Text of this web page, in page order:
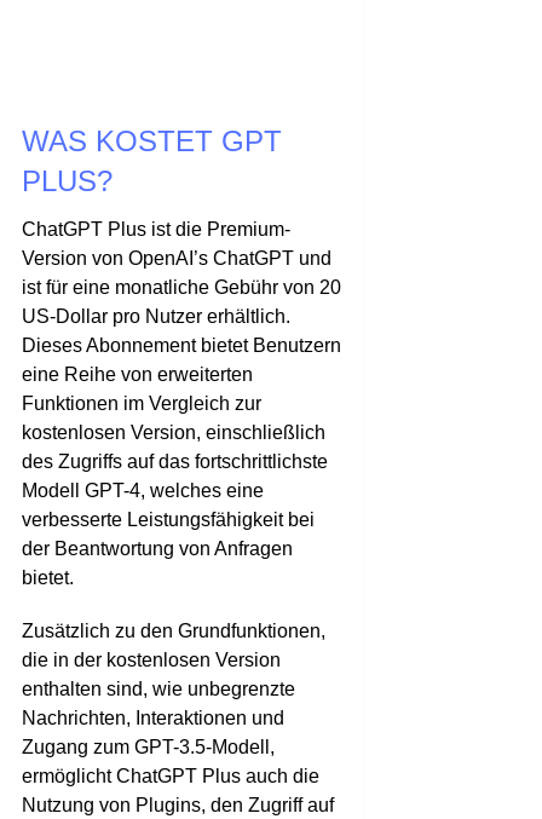
WAS KOSTET GPT
PLUS?
ChatGPT Plus ist die Premium-
Version von OpenAI’s ChatGPT und
ist für eine monatliche Gebühr von 20
US-Dollar pro Nutzer erhältlich.
Dieses Abonnement bietet Benutzern
eine Reihe von erweiterten
Funktionen im Vergleich zur
kostenlosen Version, einschließlich
des Zugriffs auf das fortschrittlichste
Modell GPT-4, welches eine
verbesserte Leistungsfähigkeit bei
der Beantwortung von Anfragen
bietet.
Zusätzlich zu den Grundfunktionen,
die in der kostenlosen Version
enthalten sind, wie unbegrenzte
Nachrichten, Interaktionen und
Zugang zum GPT-3.5-Modell,
ermöglicht ChatGPT Plus auch die
Nutzung von Plugins, den Zugriff auf